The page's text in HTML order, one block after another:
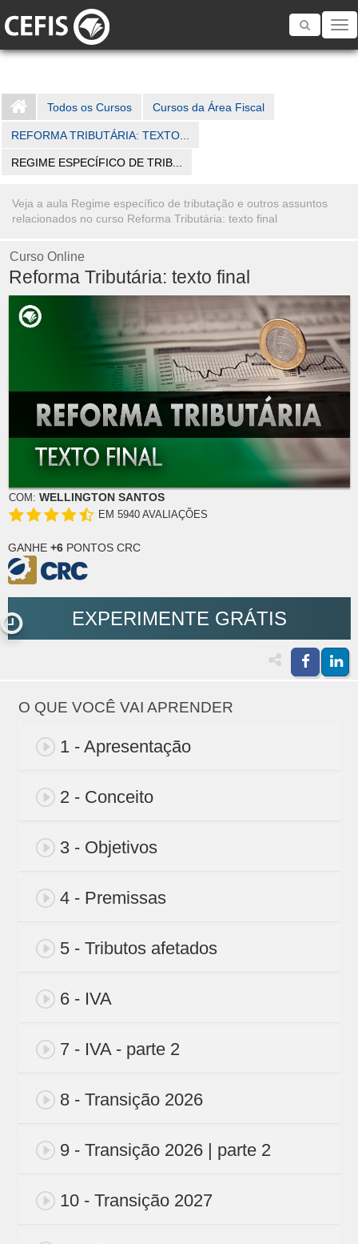
Toggle
Todos os Cursos Cursos da Área Fiscal
REFORMA TRIBUTÁRIA: TEXTO...
REGIME ESPECÍFICO DE TRIB...
Veja a aula Regime específico de tributação e outros assuntos
relacionados no curso Reforma Tributária: texto final
Curso Online
Reforma Tributária: texto final
COM: WELLINGTON SANTOS
EM 5940 AVALIAÇÕES
GANHE +6 PONTOS CRC
EXPERIMENTE GRÁTIS
O QUE VOCÊ VAI APRENDER
1 - Apresentação
2 - Conceito
3 - Objetivos
4 - Premissas
5 - Tributos afetados
6 - IVA
7 - IVA - parte 2
8 - Transição 2026
9 - Transição 2026 | parte 2
10 - Transição 2027